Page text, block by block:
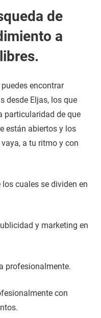
de
a
encontrar
desde Eljas, los que
particularidad de que
están abiertos y los
a tu ritmo y con
cuales se dividen en
y marketing en
profesionalmente.
con